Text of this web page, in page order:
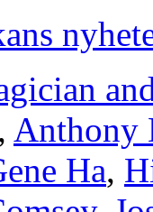
, Anthony
Ha,